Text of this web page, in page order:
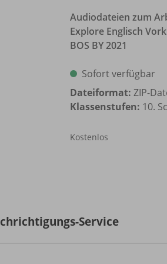
Audiodateien zum
Explore Englisch
BOS BY 2021
Sofort verfügbar
Dateiformat: ZIP-
Klassenstufen: 10.
Kostenlos
Service